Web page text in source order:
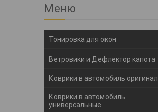
Тонировка для окон
Ветровики и Дефлектор капота
Коврики в автомобиль
Коврики в автомобиль
универсальные